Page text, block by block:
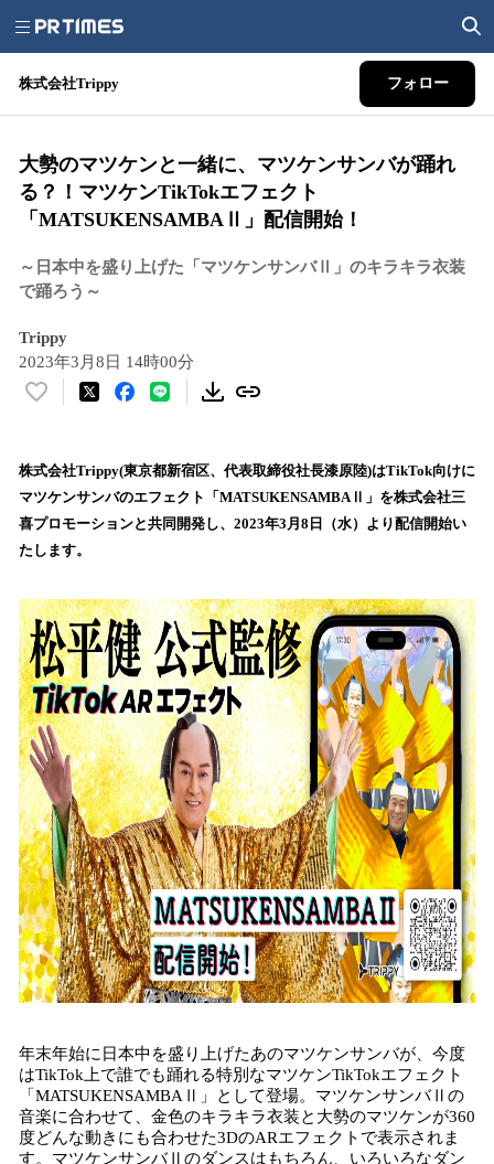
株式会社Trippy フォロー
大勢のマツケンと一緒に、マツケンサンバが踊れ
る？！マツケンTikTokエフェクト
「MATSUKENSAMBAⅡ」配信開始！
～日本中を盛り上げた「マツケンサンバⅡ」のキラキラ衣装
で踊ろう～
Trippy
2023年3月8日 14時00分
い
！
数
を
読
み
中
で
す
株式会社Trippy(東京都新宿区、代表取締役社長漆原陸)はTikTok向けに
マツケンサンバのエフェクト「MATSUKENSAMBAⅡ」を株式会社三
喜プロモーションと共同開発し、2023年3月8日（水）より配信開始い
たします。
年末年始に日本中を盛り上げたあのマツケンサンバが、今度
はTikTok上で誰でも踊れる特別なマツケンTikTokエフェクト
「MATSUKENSAMBAⅡ」として登場。マツケンサンバⅡの
音楽に合わせて、金色のキラキラ衣装と大勢のマツケンが360
度どんな動きにも合わせた3DのARエフェクトで表示されま
す。マツケンサンバⅡのダンスはもちろん、いろいろなダン